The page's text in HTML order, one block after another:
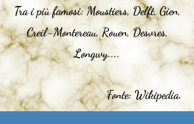
Tra i più famosi: Moustiers, Delft, Gien,
Creil-Montereau, Rouen, Desvres,
Longwy....
Fonte: Wikipedia.